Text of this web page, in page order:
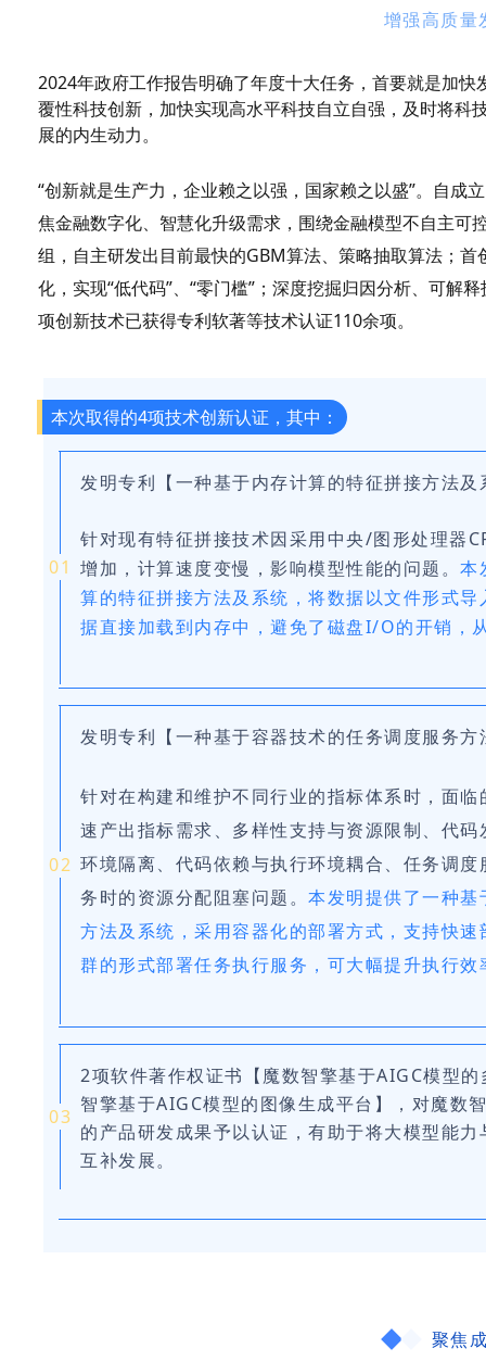
增强高质量
2024年政府工作报告明确了年度十大任务，首要就是加
覆性科技创新，加快实现高水平科技自立自强，及时将
展的内生动力。
“创新就是生产力，企业赖之以强，国家赖之以盛”。自成
焦金融数字化、智慧化升级需求，围绕金融模型不自主
组，自主研发出目前最快的GBM算法、策略抽取算法；
化，实现“低代码”、“零门槛”；深度挖掘归因分析、可解
项创新技术已获得专利软著等技术认证110余项。
本次取得的4项技术创新认证，其中：
01
发明专利【一种基于内存计算的特征拼接方法及
针对现有特征拼接技术因采用中央/图形处理器
增加，计算速度变慢，影响模型性能的问题。 本
算的特征拼接方法及系统，将数据以文件形式
据直接加载到内存中，避免了磁盘I/O的开销，
02
发明专利 【一种基于容器技术的任务调度服务
针对在构建和维护不同行业的指标体系时，面
速产出指标需求、多样性支持与资源限制、代
环境隔离、代码依赖与执行环境耦合、任务调
务时的资源分配阻塞问题。 本发明提供了一种
方法及系统，采用容器化的部署方式，支持快
群的形式部署任务执行服务，可大幅提升执行效
03
2项软件著作权证书【魔数智擎基于AIGC模型
智擎基于AIGC模型的图像生成平台】，对魔数
的产品研发成果予以认证，有助于将大模型能
互补发展。
聚焦